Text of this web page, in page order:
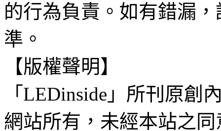
的行為負責。如有錯漏
準。
【版權聲明】
「LEDinside」所刊原創
網站所有，未經本站之